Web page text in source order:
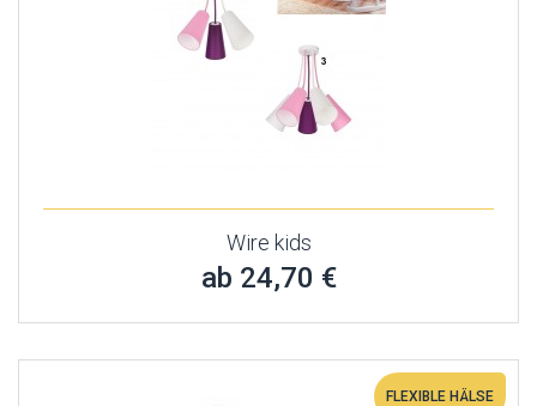
Wire kids
ab 24,70 €
FLEXIBLE HÄLSE